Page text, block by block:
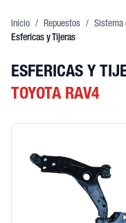
Inicio / Repuestos / Sistema
Esfericas y Tijeras
ESFERICAS Y
TOYOTA RAV4